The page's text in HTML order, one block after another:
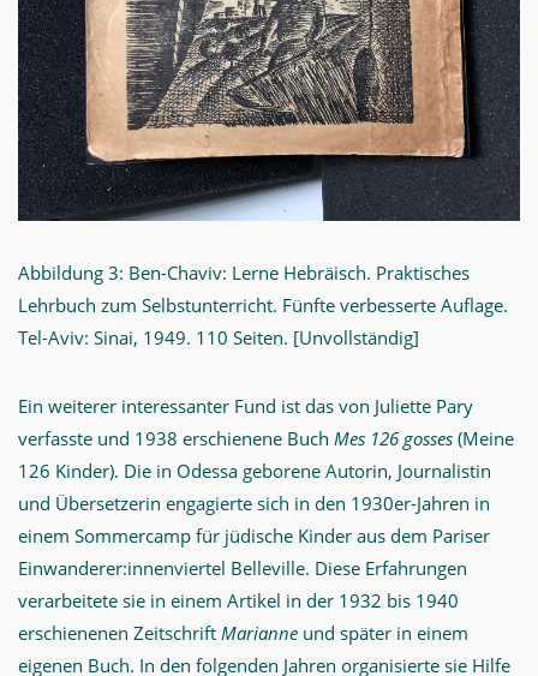
Abbildung 3: Ben-Chaviv: Lerne Hebräisch. Praktisches
Lehrbuch zum Selbstunterricht. Fünfte verbesserte Auflage.
Tel-Aviv: Sinai, 1949. 110 Seiten. [Unvollständig]
Ein weiterer interessanter Fund ist das von Juliette Pary
verfasste und 1938 erschienene Buch Mes 126 gosses (Meine
126 Kinder). Die in Odessa geborene Autorin, Journalistin
und Übersetzerin engagierte sich in den 1930er-Jahren in
einem Sommercamp für jüdische Kinder aus dem Pariser
Einwanderer:innenviertel Belleville. Diese Erfahrungen
verarbeitete sie in einem Artikel in der 1932 bis 1940
erschienenen Zeitschrift Marianne und später in einem
eigenen Buch. In den folgenden Jahren organisierte sie Hilfe